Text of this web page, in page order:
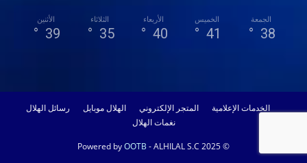
الأثنين
39
°
الثلاثاء
35
°
الأربعاء
40
°
الخميس
41
°
الجمعة
38
°
الخدمات الإعلامية المتجر الإلكتروني الهلال موبايل
رسائل الهلال
نغمات الهلال
© Powered by
OOTB - ALHILAL S.C 2025